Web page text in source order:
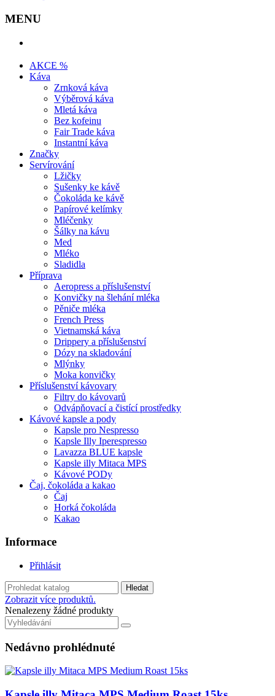
MENU
AKCE %
Káva
Zrnková káva
Výběrová káva
Mletá káva
Bez kofeinu
Fair Trade káva
Instantní káva
Značky
Servírování
Lžičky
Sušenky ke kávě
Čokoláda ke kávě
Papírové kelímky
Mléčenky
Šálky na kávu
Med
Mléko
Sladidla
Příprava
Aeropress a příslušenství
Konvičky na šlehání mléka
Pěniče mléka
French Press
Vietnamská káva
Drippery a příslušenství
Dózy na skladování
Mlýnky
Moka konvičky
Příslušenství kávovary
Filtry do kávovarů
Odvápňovací a čistící prostředky
Kávové kapsle a pody
Kapsle pro Nespresso
Kapsle Illy Iperespresso
Lavazza BLUE kapsle
Kapsle illy Mitaca MPS
Kávové PODy
Čaj, čokoláda a kakao
Čaj
Horká čokoláda
Kakao
Informace
Přihlásit
Hledat
Zobrazit více produktů.
Nenalezeny žádné produkty
Nedávno prohlédnuté